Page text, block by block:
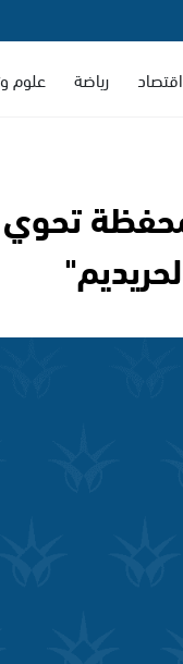
اقتصاد رياضة علوم